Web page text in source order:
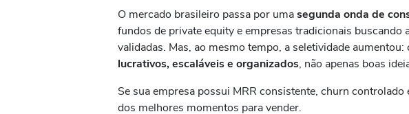
O mercado brasileiro passa por umasegunda onda de
fundos de private equity e empresas tradicionais
validadas. Mas, ao mesmo tempo, a seletividade
lucrativos, escaláveis e organizados, não apenas boas
Se sua empresa possui MRR consistente, churn
dos melhores momentos para vender.